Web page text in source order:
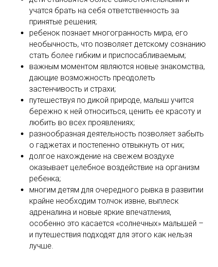
учатся брать на себя ответственность за
принятые решения;
ребенок познает многогранность мира, его
необычность, что позволяет детскому сознанию
стать более гибким и приспосабливаемым;
важным моментом являются новые знакомства,
дающие возможность преодолеть
застенчивость и страхи;
путешествуя по дикой природе, малыш учится
бережно к ней относиться, ценить ее красоту и
любить во всех проявлениях;
разнообразная деятельность позволяет забыть
о гаджетах и постепенно отвыкнуть от них;
долгое нахождение на свежем воздухе
оказывает целебное воздействие на организм
ребенка;
многим детям для очередного рывка в развитии
крайне необходим толчок извне, выплеск
адреналина и новые яркие впечатления,
особенно это касается «солнечных» малышей –
и путешествия подходят для этого как нельзя
лучше.